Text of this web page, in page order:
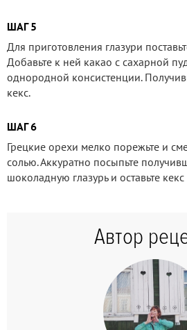
ШАГ 5
Для приготовления глазури
Добавьте к ней какао с сахарной
однородной консистенции.
кекс.
ШАГ 6
Грецкие орехи мелко порежьте и
солью. Аккуратно посыпьте
шоколадную глазурь и оставьте кекс
Автор